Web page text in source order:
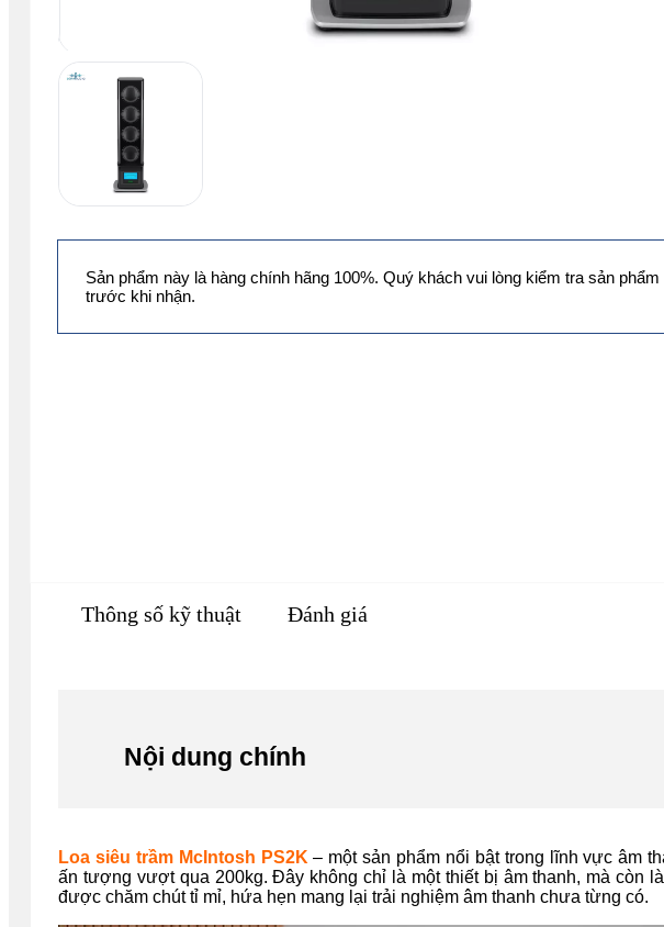
Sản phẩm này là hàng chính hãng 100%. Quý khách vui lòng kiểm tra sản phẩm
trước khi nhận.
Thông số kỹ thuật Đánh giá
Nội dung chính
Loa siêu trầm McIntosh PS2K – một sản phẩm nổi bật trong lĩnh vực âm
ấn tượng vượt qua 200kg. Đây không chỉ là một thiết bị âm thanh, mà còn
được chăm chút tỉ mỉ, hứa hẹn mang lại trải nghiệm âm thanh chưa từng có.